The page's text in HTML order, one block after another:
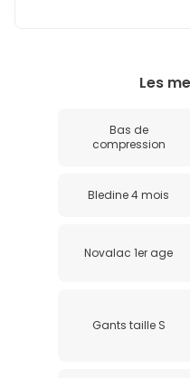
Les
Bas de
compression
Bledine 4 mois
Novalac 1er age
Gants taille S